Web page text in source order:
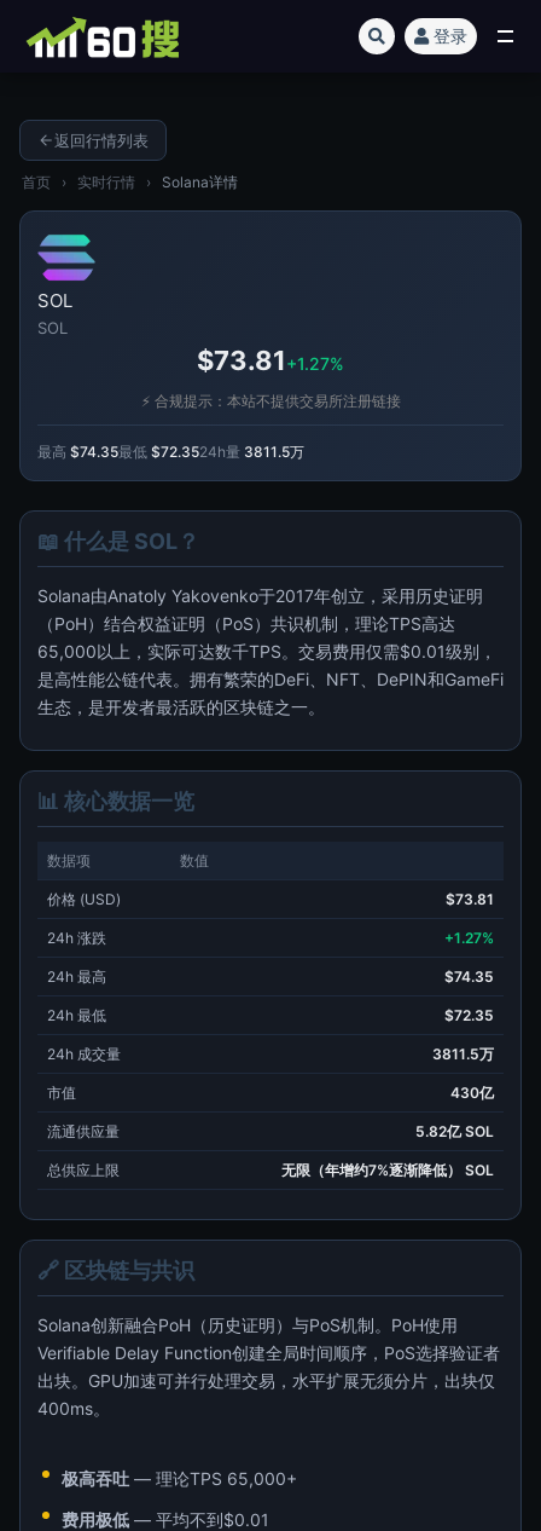
登录
返回行情列表
首页 › 实时行情 › Solana详情
SOL
SOL
$73.81+1.27%
⚡ 合规提示：本站不提供交易所注册链接
最高 $74.35最低 $72.3524h量 3811.5万
📖 什么是 SOL？
Solana由Anatoly Yakovenko于2017年创立，采用历史证明
（PoH）结合权益证明（PoS）共识机制，理论TPS高达
65,000以上，实际可达数千TPS。交易费用仅需$0.01级别，
是高性能公链代表。拥有繁荣的DeFi、NFT、DePIN和GameFi
生态，是开发者最活跃的区块链之一。
📊 核心数据一览
数据项 数值
价格 (USD) $73.81
24h 涨跌 +1.27%
24h 最高 $74.35
24h 最低 $72.35
24h 成交量 3811.5万
市值 430亿
流通供应量 5.82亿 SOL
总供应上限 无限（年增约7%逐渐降低） SOL
🔗 区块链与共识
Solana创新融合PoH（历史证明）与PoS机制。PoH使用
Verifiable Delay Function创建全局时间顺序，PoS选择验证者
出块。GPU加速可并行处理交易，水平扩展无须分片，出块仅
400ms。
极高吞吐 — 理论TPS 65,000+
费用极低 — 平均不到$0.01
全部